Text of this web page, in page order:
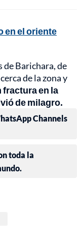
en el oriente
de Barichara, de
de la zona y
en la
de milagro.
Channels
toda la